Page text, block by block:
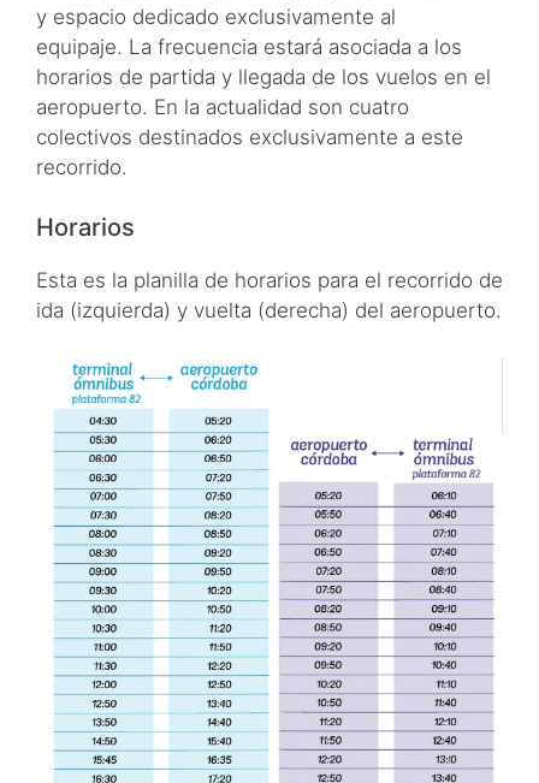
y espacio dedicado exclusivamente al
equipaje. La frecuencia estará asociada a los
horarios de partida y llegada de los vuelos en el
aeropuerto. En la actualidad son cuatro
colectivos destinados exclusivamente a este
recorrido.
Horarios
Esta es la planilla de horarios para el recorrido de
ida (izquierda) y vuelta (derecha) del aeropuerto.